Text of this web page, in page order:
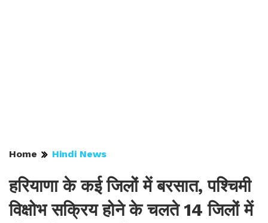
Home Hindi News
हरियाणा के कई जिलों में बरसात, पश्चिमी
विक्षोभ सक्रिय होने के चलते 14 जिलों में